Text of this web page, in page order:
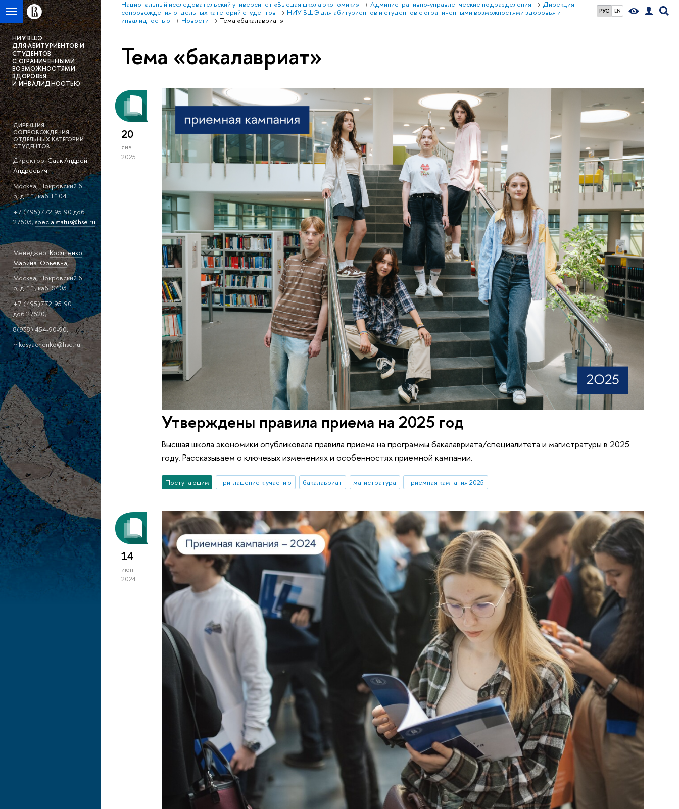
РУС EN
Национальный исследовательский университет «Высшая школа экономики» Административно-управленческие подразделения
Дирекция
сопровождения отдельных категорий студентов
НИУ ВШЭ для абитуриентов и студентов с ограниченными возможностями здоровья и
инвалидностью
Новости Тема «бакалавриат»
НИУ ВШЭ
ДЛЯ АБИТУРИЕНТОВ И
СТУДЕНТОВ
С ОГРАНИЧЕННЫМИ
ВОЗМОЖНОСТЯМИ
ЗДОРОВЬЯ
И ИНВАЛИДНОСТЬЮ
ДИРЕКЦИЯ
СОПРОВОЖДЕНИЯ
ОТДЕЛЬНЫХ КАТЕГОРИЙ
СТУДЕНТОВ
Директор:Саак Андрей
Андреевич
Москва, Покровский б-
р, д. 11, каб. L104
+7 (495)772-95-90 доб.
27603,specialstatus@hse.ru
Менеджер:Косяченко
Марина Юрьевна,
Москва, Покровский б-
р, д. 11, каб. S403
+7 (495)772-95-90
доб.27620,
8(938) 454-90-90,
mkosyachenko@hse.ru
Тема «бакалавриат»
20
янв
2025
Утверждены правила приема на 2025 год
Высшая школа экономики опубликовала правила приема на программы бакалавриата/специалитета и магистратуры в 2025
году. Рассказываем о ключевых изменениях и особенностях приемной кампании.
Поступающим приглашение к участию бакалавриат магистратура приемная кампания 2025
14
июн
2024